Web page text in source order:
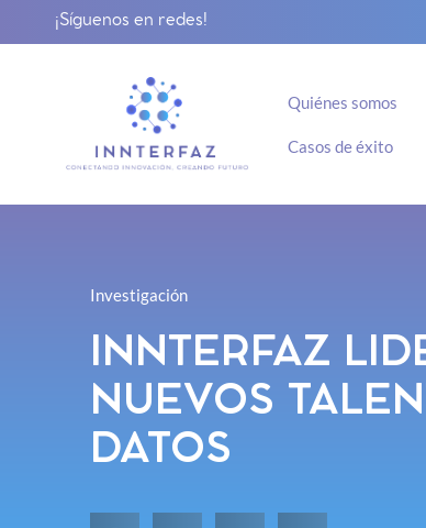
¡Síguenos en redes!
Quiénes somos
Casos de éxito
Investigación
INNTERFAZ
NUEVOS
DATOS